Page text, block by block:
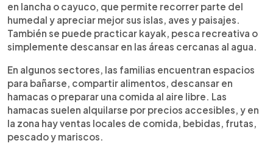
en lancha o cayuco, que permite recorrer parte del
humedal y apreciar mejor sus islas, aves y paisajes.
También se puede practicar kayak, pesca recreativa o
simplemente descansar en las áreas cercanas al agua.
En algunos sectores, las familias encuentran espacios
para bañarse, compartir alimentos, descansar en
hamacas o preparar una comida al aire libre. Las
hamacas suelen alquilarse por precios accesibles, y en
la zona hay ventas locales de comida, bebidas, frutas,
pescado y mariscos.